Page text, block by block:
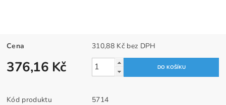
Cena 310,88 Kč bez DPH
376,16 Kč
Kód produktu
5714